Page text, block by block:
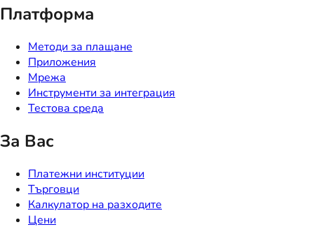
Платформа
Методи за плащане
Приложения
Мрежа
Инструменти за интеграция
Тестова среда
За Вас
Платежни институции
Търговци
Калкулатор на разходите
Цени